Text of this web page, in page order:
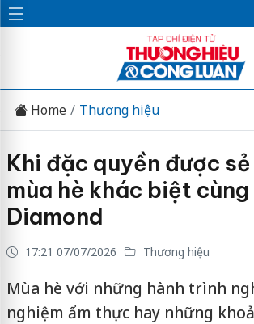
Home Thương hiệu
Khi đặc quyền được
mùa hè khác biệt cùng
Diamond
17:21 07/07/2026 Thương hiệu
Mùa hè với những hành trình
nghiệm ẩm thực hay những